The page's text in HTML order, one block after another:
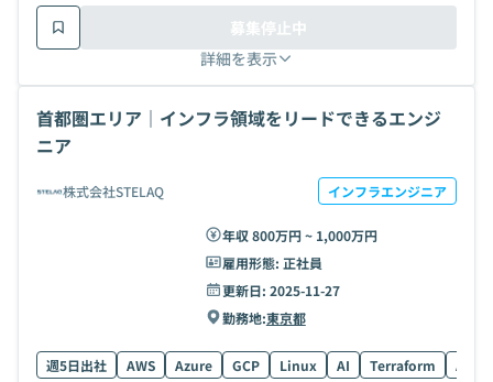
詳細を表示
募集停止中
首都圏エリア｜インフラ領域をリードできるエンジ
ニア
株式会社STELAQ インフラエンジニア
年収 800万円 ~ 1,000万円
雇用形態: 正社員
更新日: 2025-11-27
勤務地:東京都
週5日出社 AWS Azure GCP Linux AI Terraform